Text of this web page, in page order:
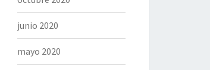
junio 2020
mayo 2020